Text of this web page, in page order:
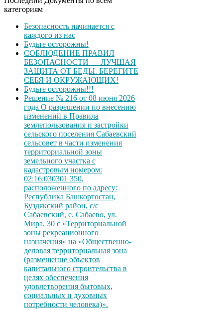
категориям
Безопасность начинается с
каждого из нас
Будьте осторожны!
СОБЛЮДЕНИЕ ПРАВИЛ
БЕЗОПАСНОСТИ — ЛУЧШАЯ
ЗАЩИТА ОТ БЕДЫ. БЕРЕГИТЕ
СЕБЯ И ОКРУЖАЮЩИХ!
Будьте осторожны!!!
Решение № 216 от 08 июня 2026
года О разрешении по внесению
изменений в Правила
землепользования и застройки
сельского поселения Сабаевский
сельсовет в части изменения
территориальной зоны
земельного участка с
кадастровым номером:
02:16:030301 350,
расположенного по адресу:
Республика Башкортостан,
Буздякский район, с/с
Сабаевский, с. Сабаево, ул.
Мира, 30 с «Территориальной
зоны рекреационного
назначения» на «Общественно-
деловая территориальная зона
(размещение объектов
капитального строительства в
целях обеспечения
удовлетворения бытовых,
социальных и духовных
потребности человека)».